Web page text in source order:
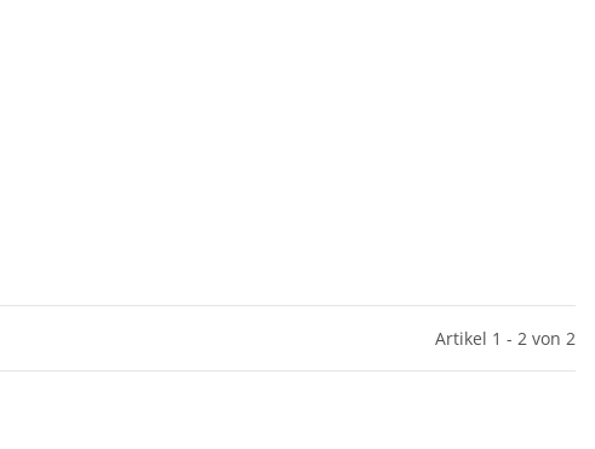
Artikel 1 - 2 von 2